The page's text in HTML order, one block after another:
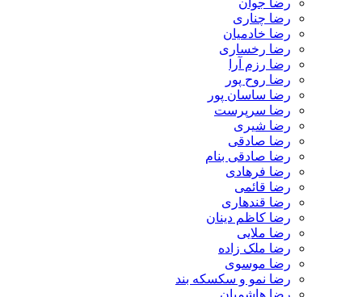
رضا جوان
رضا چناری
رضا خادمیان
رضا رخساری
رضا رزم آرا
رضا روح پور
رضا ساسان پور
رضا سرپرست
رضا شیری
رضا صادقی
رضا صادقی بنام
رضا فرهادی
رضا قائمی
رضا قندهاری
رضا کاظم دینان
رضا ملایی
رضا ملک زاده
رضا موسوی
رضا نمو و سکسکه بند